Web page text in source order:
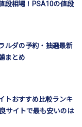
段相場！PSA10の値段
ルダの予約・抽選最新
まとめ
トおすすめ比較ランキ
サイトで最も安いのは